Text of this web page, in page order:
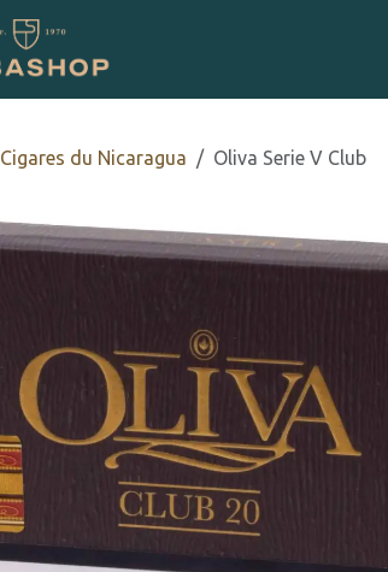
Cigares du Nicaragua Oliva Serie V Club